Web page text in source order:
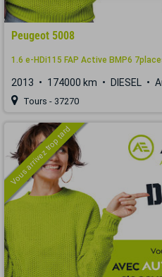
Peugeot 5008
1.6 e-HDi115 FAP Active BMP6
2013 174000 km DIESEL
Tours - 37270
Vous arrivez trop tard